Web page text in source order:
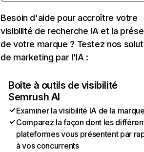
Besoin d'aide pour accroître votre
visibilité de recherche IA et la
de votre marque ? Testez nos
de marketing par l'IA :
Boîte à outils de visibilité
Semrush AI
Examiner la visibilité IA de la
Comparez la façon dont les
plateformes vous présentent par
à vos concurrents